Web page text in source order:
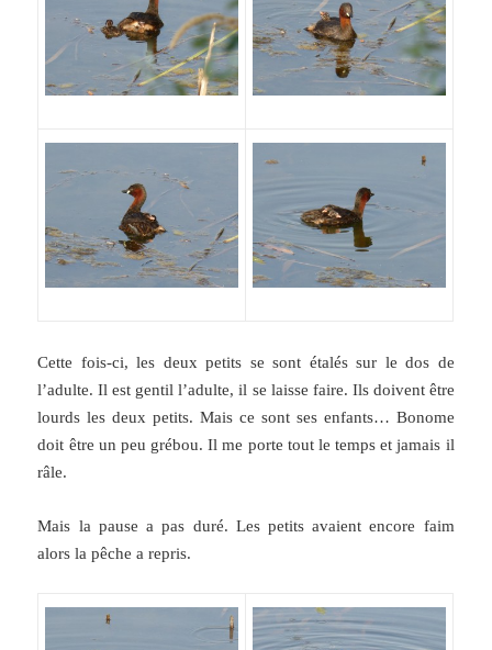
Cette fois-ci, les deux petits se sont étalés sur le dos de
l’adulte. Il est gentil l’adulte, il se laisse faire. Ils doivent être
lourds les deux petits. Mais ce sont ses enfants… Bonome
doit être un peu grébou. Il me porte tout le temps et jamais il
râle.
Mais la pause a pas duré. Les petits avaient encore faim
alors la pêche a repris.